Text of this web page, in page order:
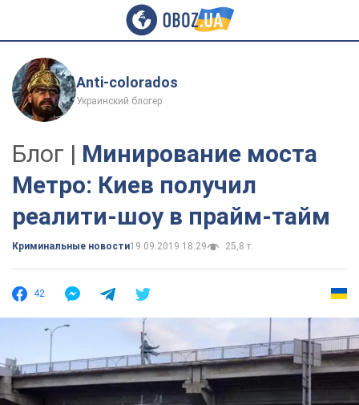
Anti-colorados
Украинский блогер
Блог | Минирование моста
Метро: Киев получил
реалити-шоу в прайм-тайм
Криминальные новости19.09.2019 18:29 25,8 т.
42